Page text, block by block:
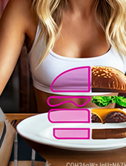
тип фигуры: как похудеть?
ТИП